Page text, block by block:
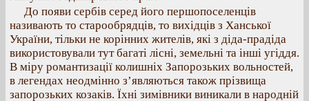
До появи сербів серед його першопоселенців
називають то старообрядців, то вихідців з Ханської
України, тільки не корінних жителів, які з діда-прадіда
використовували тут багаті лісні, земельні та інші угіддя.
В міру романтизації колишніх Запорозьких вольностей,
в легендах неодмінно з’являються також прізвища
запорозьких козаків. Їхні зимівники виникали в народній